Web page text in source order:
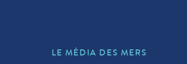
LE MÉDIA DES MERS